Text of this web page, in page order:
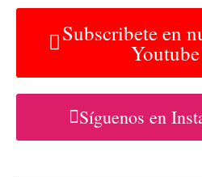
Subscribete en
Youtube
Síguenos en